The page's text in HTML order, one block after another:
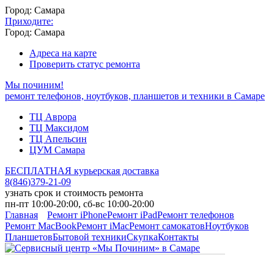
Город: Самара
Приходите:
Город: Самара
Адреса на карте
Проверить статус ремонта
Мы починим!
ремонт телефонов, ноутбуков, планшетов и техники в Самаре
ТЦ Аврора
ТЦ Максидом
ТЦ Апельсин
ЦУМ Самара
БЕСПЛАТНАЯ курьерская доставка
8(846)379-21-09
узнать срок и стоимость ремонта
пн-пт 10:00-20:00, сб-вс 10:00-20:00
Главная
Ремонт iPhoneРемонт iPadРемонт телефонов
Ремонт MacBookРемонт iMacРемонт самокатовНоутбуков
ПланшетовБытовой техникиСкупкаКонтакты